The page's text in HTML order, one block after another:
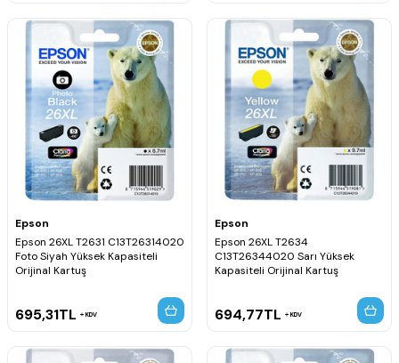
Epson
Epson 26XL T2631 C13T26314020
Foto Siyah Yüksek Kapasiteli
Orijinal Kartuş
695,31TL KDV
Epson
Epson 26XL T2634
C13T26344020 Sarı Yüksek
Kapasiteli Orijinal Kartuş
694,77TL KDV